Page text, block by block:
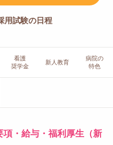
用試験の日程
看護
奨学金
新人教育
病院の
特色
・給与・福利厚生（新